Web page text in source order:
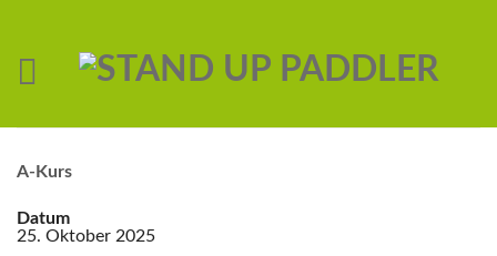
A-Kurs
Datum
25. Oktober 2025